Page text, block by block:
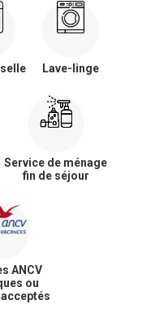
Lave-linge
Service de ménage
fin de séjour
ANCV
ou